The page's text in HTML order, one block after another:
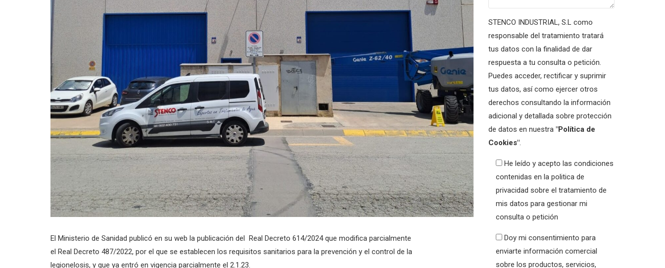
El Ministerio de Sanidad publicó en su web la publicación del Real Decreto 614/2024 que modifica parcialmente
el Real Decreto 487/2022, por el que se establecen los requisitos sanitarios para la prevención y el control de la
legionelosis, y que ya entró en vigencia parcialmente el 2.1.23.
STENCO INDUSTRIAL, S.L como
responsable del tratamiento tratará
tus datos con la finalidad de dar
respuesta a tu consulta o petición.
Puedes acceder, rectificar y suprimir
tus datos, así como ejercer otros
derechos consultando la información
adicional y detallada sobre protección
de datos en nuestra "Política de
Cookies".
He leído y acepto las condiciones
contenidas en la politica de
privacidad sobre el tratamiento de
mis datos para gestionar mi
consulta o petición
Doy mi consentimiento para
enviarte información comercial
sobre los productos, servicios,